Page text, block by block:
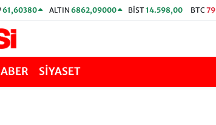
61,60380 ALTIN 6862,09000 BİST14.598,00 BTC
SİYASET